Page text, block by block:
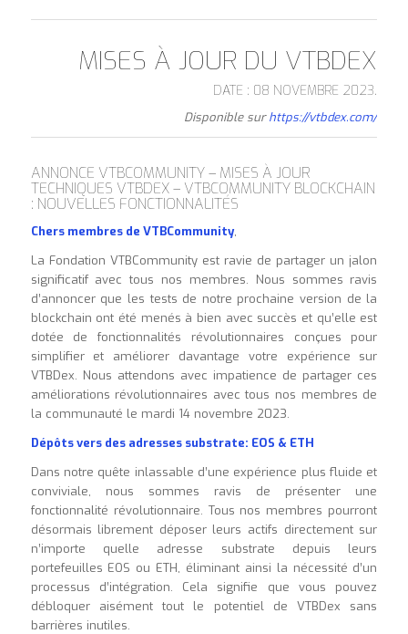
MISES À JOUR DU VTBDEX
DATE : 08 NOVEMBRE 2023.
Disponible surhttps://vtbdex.com/
ANNONCE VTBCOMMUNITY – MISES À JOUR
TECHNIQUES VTBDEX – VTBCOMMUNITY BLOCKCHAIN
: NOUVELLES FONCTIONNALITÉS
Chers membres de VTBCommunity,
La Fondation VTBCommunity est ravie de partager un jalon
significatif avec tous nos membres. Nous sommes ravis
d’annoncer que les tests de notre prochaine version de la
blockchain ont été menés à bien avec succès et qu’elle est
dotée de fonctionnalités révolutionnaires conçues pour
simplifier et améliorer davantage votre expérience sur
VTBDex. Nous attendons avec impatience de partager ces
améliorations révolutionnaires avec tous nos membres de
la communauté le mardi 14 novembre 2023.
Dépôts vers des adresses substrate: EOS & ETH
Dans notre quête inlassable d’une expérience plus fluide et
conviviale, nous sommes ravis de présenter une
fonctionnalité révolutionnaire. Tous nos membres pourront
désormais librement déposer leurs actifs directement sur
n’importe quelle adresse substrate depuis leurs
portefeuilles EOS ou ETH, éliminant ainsi la nécessité d’un
processus d’intégration. Cela signifie que vous pouvez
débloquer aisément tout le potentiel de VTBDex sans
barrières inutiles.